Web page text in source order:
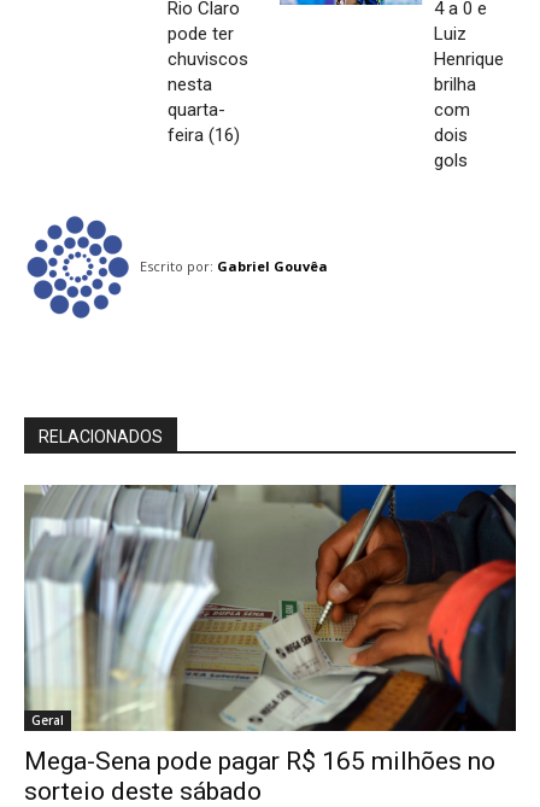
Rio Claro
pode ter
chuviscos
nesta
quarta-
feira (16)
4 a 0 e
Luiz
Henrique
brilha
com
dois
gols
Escrito por: Gabriel Gouvêa
RELACIONADOS
Geral
Mega-Sena pode pagar R$ 165 milhões no
sorteio deste sábado